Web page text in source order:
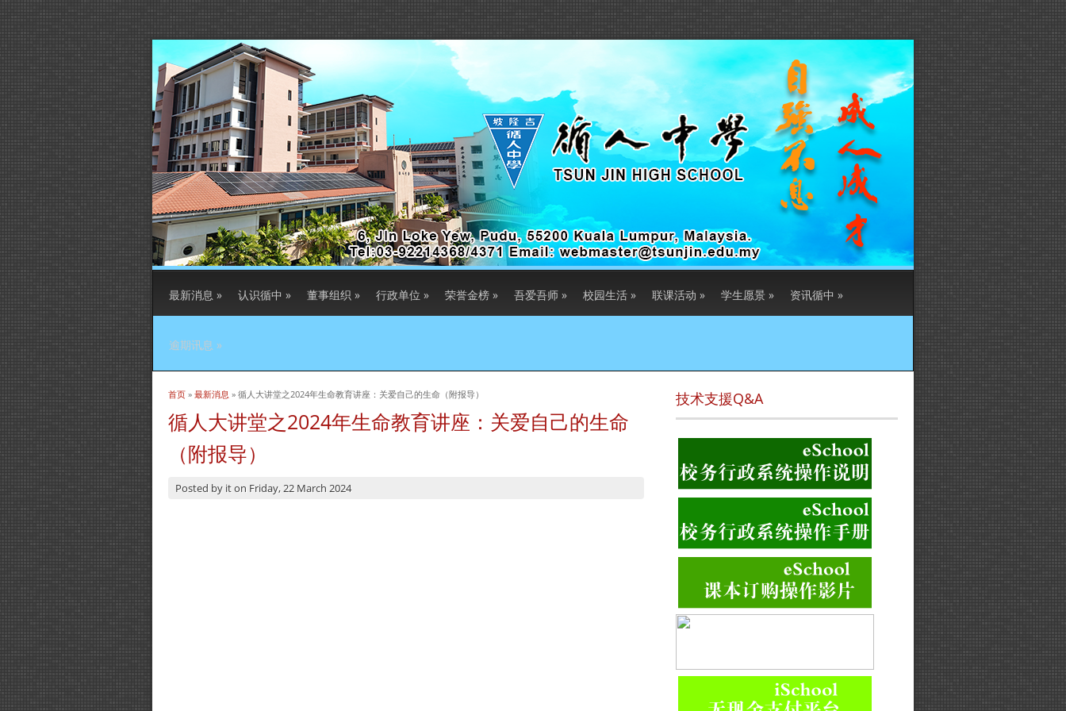
最新消息 » 认识循中 » 董事组织 » 行政单位 » 荣誉金榜 » 吾爱吾师 » 校园生活 » 联课活动 » 学生愿景 » 资讯循中 »
逾期讯息 »
当前位置
首页 » 最新消息 » 循人大讲堂之2024年生命教育讲座：关爱自己的生命（附报导）
循人大讲堂之2024年生命教育讲座：关爱自己的生命
（附报导）
Posted by iton Friday, 22 March 2024
技术支援Q&A